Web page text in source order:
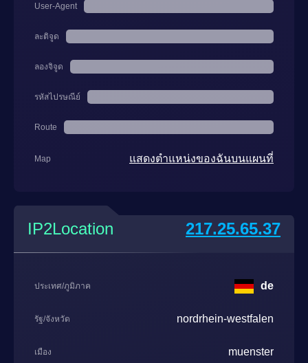
User-Agent
ละติจูด
ลองจิจูด
รหัสไปรษณีย์
Route
Map แสดงตำแหน่งของฉันบนแผนที่
IP2Location 217.25.65.37
ประเทศ/ภูมิภาค de
รัฐ/จังหวัด nordrhein-westfalen
เมือง muenster